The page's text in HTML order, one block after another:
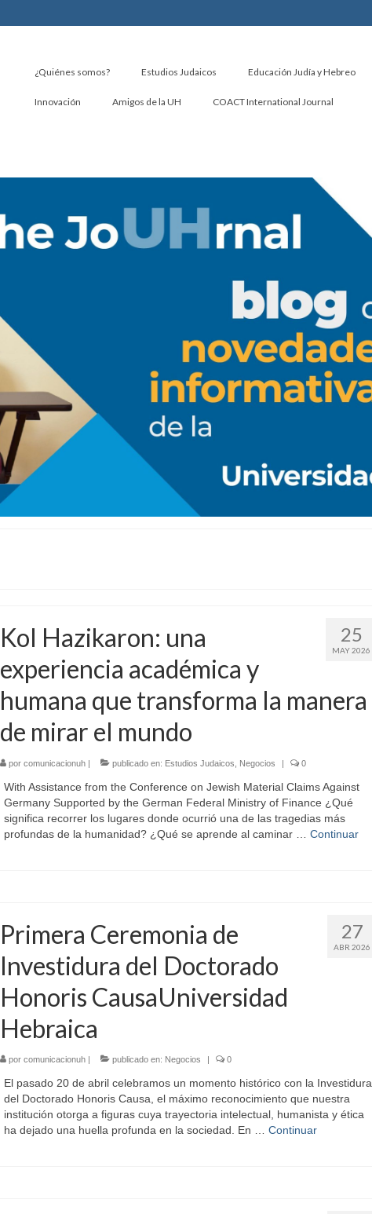
¿Quiénes somos? Estudios Judaicos Educación Judía y Hebreo
Innovación Amigos de la UH COACT International Journal
25
MAY 2026
Kol Hazikaron: una
experiencia académica y
humana que transforma la manera
de mirar el mundo
por comunicacionuh| publicado en: Estudios Judaicos Negocios | 0
With Assistance from the Conference on Jewish Material Claims Against
Germany Supported by the German Federal Ministry of Finance ¿Qué
significa recorrer los lugares donde ocurrió una de las tragedias más
profundas de la humanidad? ¿Qué se aprende al caminar … Continuar
27
ABR 2026
Primera Ceremonia de
Investidura del Doctorado
Honoris CausaUniversidad
Hebraica
por comunicacionuh| publicado en: Negocios | 0
El pasado 20 de abril celebramos un momento histórico con la Investidura
del Doctorado Honoris Causa, el máximo reconocimiento que nuestra
institución otorga a figuras cuya trayectoria intelectual, humanista y ética
ha dejado una huella profunda en la sociedad. En … Continuar